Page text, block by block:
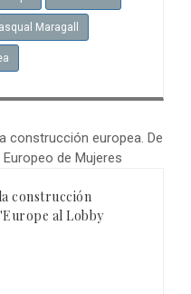
Maragall
construcción
al Lobby